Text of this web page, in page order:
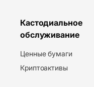
Кастодиальное
обслуживание
Ценные бумаги
Криптоактивы